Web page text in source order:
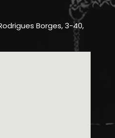
Borges, 3-40,